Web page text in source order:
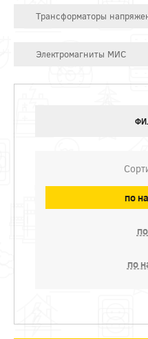
Трансформаторы
Электромагниты МИС
по
по